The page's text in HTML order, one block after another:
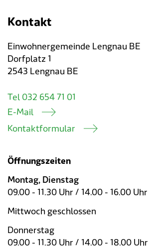
Kontakt
Einwohnergemeinde Lengnau BE
Dorfplatz 1
2543 Lengnau BE
Tel 032 654 71 01
E-Mail
Kontaktformular
Öffnungszeiten
Montag, Dienstag
09.00 - 11.30 Uhr / 14.00 - 16.00 Uhr
Mittwoch geschlossen
Donnerstag
09.00 - 11.30 Uhr / 14.00 - 18.00 Uhr